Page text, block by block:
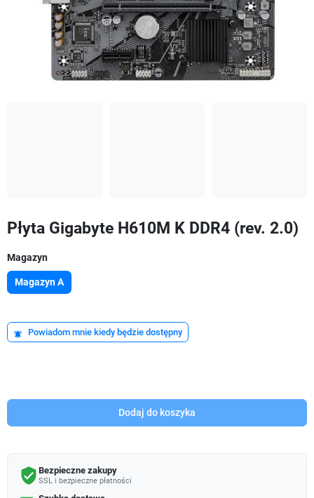
Płyta Gigabyte H610M K DDR4 (rev. 2.0)
Magazyn
Magazyn A
notifications_active Powiadom mnie kiedy będzie dostępny
Dodaj do koszyka
verified_user Bezpieczne zakupy
SSL i bezpieczne płatności